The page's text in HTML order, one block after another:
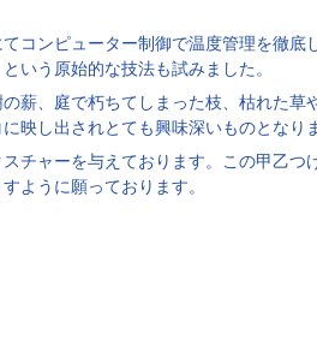
コンピューター制御で温度管理を徹底
いう原始的な技法も試みました。
薪、庭で朽ちてしまった枝、枯れた草
映し出されとても興味深いものとなり
チャーを与えております。この甲乙つ
ように願っております。